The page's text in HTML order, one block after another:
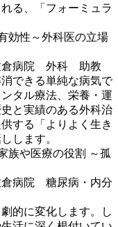
る、「フォーミュラ
性～外科医の立場
倉病院 外科 助教
できる単純な病気で
タル療法、栄養・運
と実績のある外科治
する「よりよく生き
します。
や医療の役割 ～孤
病院 糖尿病・内分
的に変化します。し